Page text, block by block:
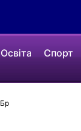
Освіта Спорт